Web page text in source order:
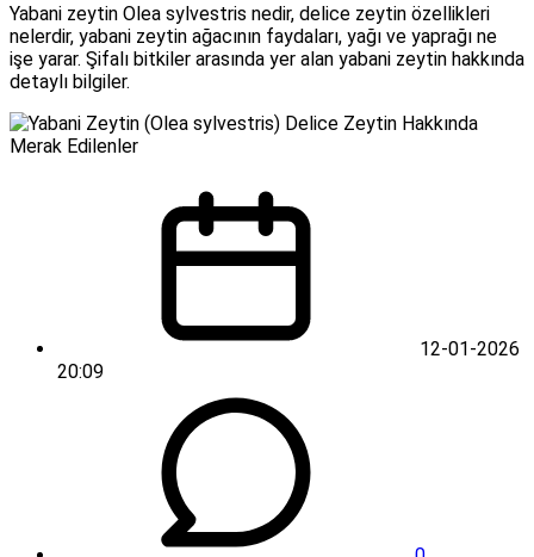
Yabani zeytin Olea sylvestris nedir, delice zeytin özellikleri
nelerdir, yabani zeytin ağacının faydaları, yağı ve yaprağı ne
işe yarar. Şifalı bitkiler arasında yer alan yabani zeytin hakkında
detaylı bilgiler.
12-01-2026
20:09